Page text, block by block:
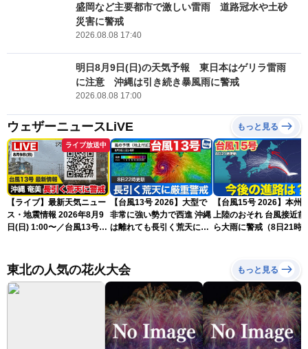
盛岡など主要都市で激しい雷雨 道路冠水や土砂
災害に警戒
2026.08.08 17:40
明日8月9日(日)の天気予報 東日本はゲリラ雷雨
に注意 沖縄は引き続き暴風雨に警戒
2026.08.08 17:00
ウェザーニュースLiVE もっと見る
ライブ放送中
【ライブ】最新天気ニュー
ス・地震情報 2026年8月9
日(日) 1:00〜／台風13号・
LiVE〉
【台風13号 2026】大型で
非常に強い勢力で西進 沖縄
は離れても長引く荒天に厳
【台風15号 2026】本州
上陸のおそれ 台風接近前
ら大雨に警戒（8日21時
東北の人気の花火大会 もっと見る